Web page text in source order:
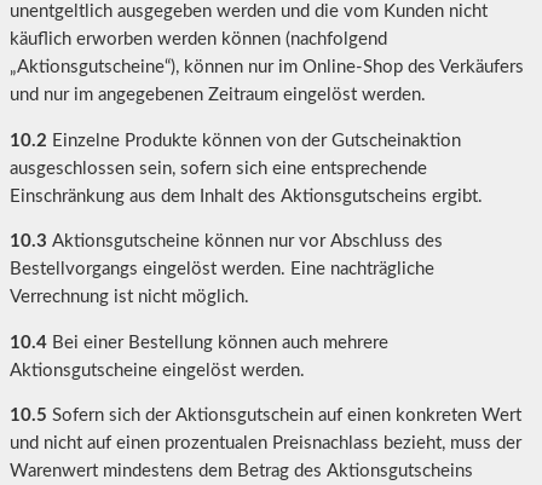
unentgeltlich ausgegeben werden und die vom Kunden nicht
käuflich erworben werden können (nachfolgend
„Aktionsgutscheine“), können nur im Online-Shop des Verkäufers
und nur im angegebenen Zeitraum eingelöst werden.
10.2 Einzelne Produkte können von der Gutscheinaktion
ausgeschlossen sein, sofern sich eine entsprechende
Einschränkung aus dem Inhalt des Aktionsgutscheins ergibt.
10.3 Aktionsgutscheine können nur vor Abschluss des
Bestellvorgangs eingelöst werden. Eine nachträgliche
Verrechnung ist nicht möglich.
10.4 Bei einer Bestellung können auch mehrere
Aktionsgutscheine eingelöst werden.
10.5 Sofern sich der Aktionsgutschein auf einen konkreten Wert
und nicht auf einen prozentualen Preisnachlass bezieht, muss der
Warenwert mindestens dem Betrag des Aktionsgutscheins